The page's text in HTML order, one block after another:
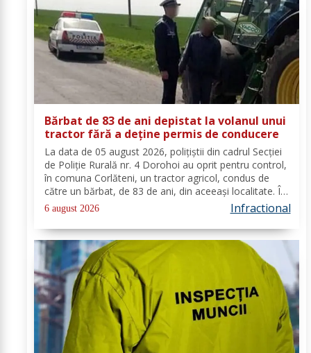
Bărbat de 83 de ani depistat la volanul unui
tractor fără a deține permis de conducere
La data de 05 august 2026, polițiștii din cadrul Secției
de Poliție Rurală nr. 4 Dorohoi au oprit pentru control,
în comuna Corlăteni, un tractor agricol, condus de
către un bărbat, de 83 de ani, din aceeași localitate. În
urma verificărilor efectuate de către polițiști, s-a
constatat faptul că...
6 august 2026 Infractional